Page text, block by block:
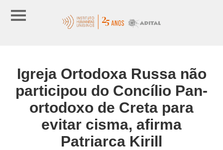
Igreja Ortodoxa Russa não
participou do Concílio Pan-
ortodoxo de Creta para
evitar cisma, afirma
Patriarca Kirill